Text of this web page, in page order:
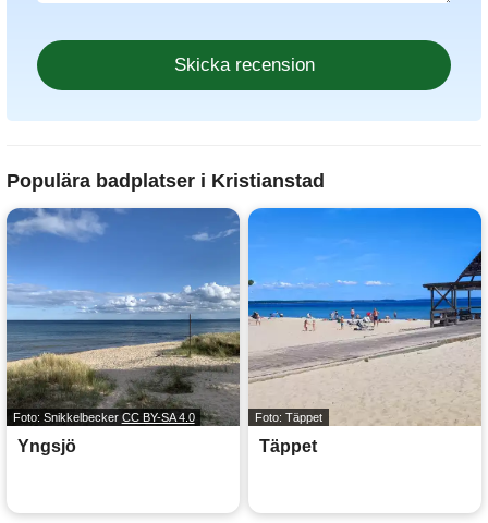
Populära badplatser i Kristianstad
Foto: Snikkelbecker CC BY-SA 4.0
Yngsjö
Foto: Täppet
Täppet